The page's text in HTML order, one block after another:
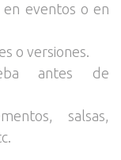
eventos o en
o versiones.
antes de
salsas,